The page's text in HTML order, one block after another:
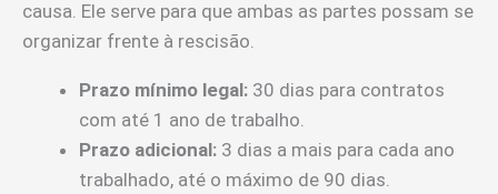
causa. Ele serve para que ambas as partes possam se
organizar frente à rescisão.
Prazo mínimo legal: 30 dias para contratos
com até 1 ano de trabalho.
Prazo adicional: 3 dias a mais para cada ano
trabalhado, até o máximo de 90 dias.